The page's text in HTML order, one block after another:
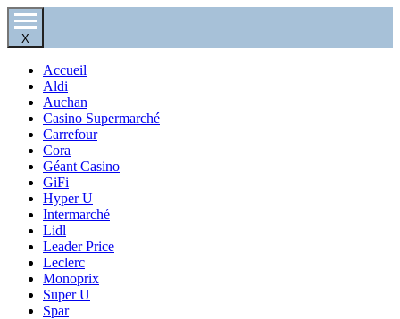
X
Accueil
Aldi
Auchan
Casino Supermarché
Carrefour
Cora
Géant Casino
GiFi
Hyper U
Intermarché
Lidl
Leader Price
Leclerc
Monoprix
Super U
Spar